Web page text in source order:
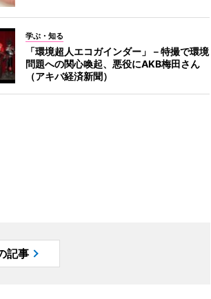
学ぶ・知る
「環境超人エコガインダー」－特撮で環境
問題への関心喚起、悪役にAKB梅田さん
（アキバ経済新聞）
記事